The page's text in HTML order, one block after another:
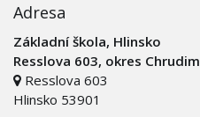
Adresa
Základní škola, Hlinsko
Resslova 603, okres Chrudim
Resslova 603
Hlinsko 53901